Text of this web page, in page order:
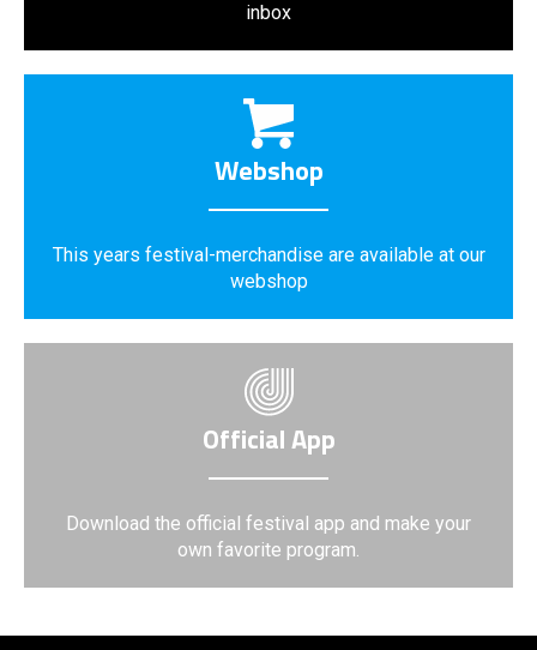
inbox
Webshop
This years festival-merchandise are available at our
webshop
Official App
Download the official festival app and make your
own favorite program.